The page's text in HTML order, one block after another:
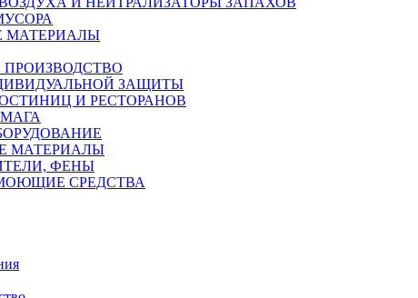
МАТЕРИАЛЫ
ЗАЩИТЫ
И РЕСТОРАНОВ
МАТЕРИАЛЫ
ФЕНЫ
СРЕДСТВА